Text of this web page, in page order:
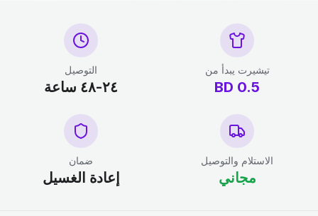
تيشيرت يبدأ من
0.5
BD
التوصيل
٢٤-٤٨ ساعة
الاستلام والتوصيل
مجاني
ضمان
إعادة الغسيل